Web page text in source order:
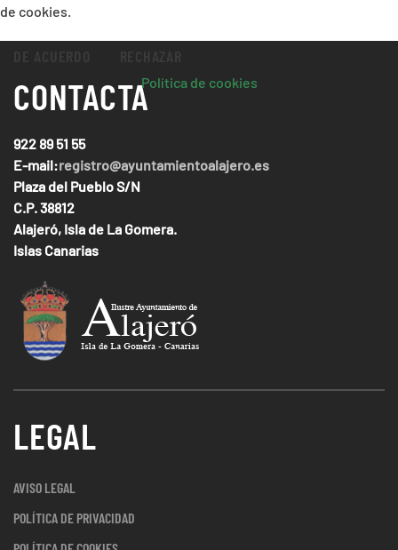
CONTACTA
922 89 51 55
E-mail:registro@ayuntamientoalajero.es
Plaza del Pueblo S/N
C.P. 38812
Alajeró, Isla de La Gomera.
Islas Canarias
LEGAL
AVISO LEGAL
POLÍTICA DE PRIVACIDAD
de cookies.
Política de cookies